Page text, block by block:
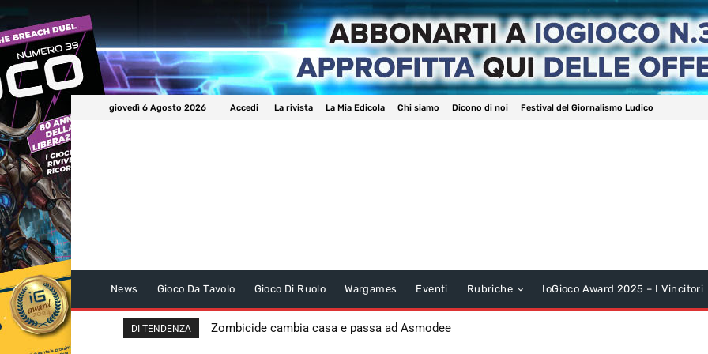
giovedì 6 Agosto 2026 Accedi La rivista La Mia Edicola Chi siamo Dicono di noi Festival del Giornalismo Ludico
News Gioco Da Tavolo Gioco Di Ruolo Wargames Eventi Rubriche IoGioco Award 2025 – I Vincitori
DI TENDENZA Zombicide cambia casa e passa ad Asmodee